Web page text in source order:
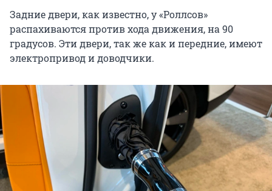
Задние двери, как известно, у «Роллсов»
распахиваются против хода движения, на 90
градусов. Эти двери, так же как и передние, имеют
электропривод и доводчики.